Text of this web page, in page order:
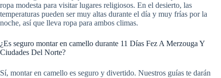
ropa modesta para visitar lugares religiosos. En el desierto, las
temperaturas pueden ser muy altas durante el día y muy frías por la
noche, así que lleva ropa para ambos climas.
¿Es seguro montar en camello durante 11 Días Fez A Merzouga Y
Ciudades Del Norte?
Sí, montar en camello es seguro y divertido. Nuestros guías te darán